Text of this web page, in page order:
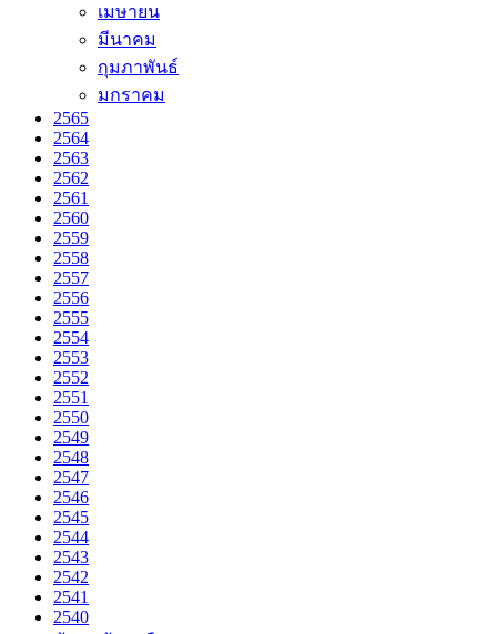
เมษายน
มีนาคม
กุมภาพันธ์
มกราคม
2565
2564
2563
2562
2561
2560
2559
2558
2557
2556
2555
2554
2553
2552
2551
2550
2549
2548
2547
2546
2545
2544
2543
2542
2541
2540